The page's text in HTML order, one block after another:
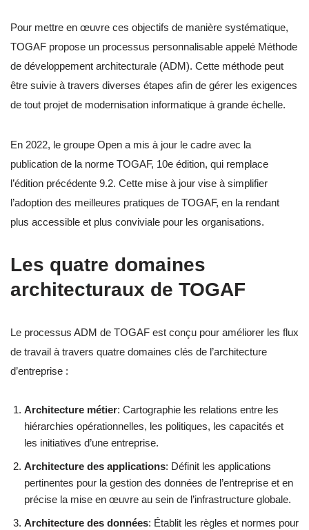
Pour mettre en œuvre ces objectifs de manière systématique,
TOGAF propose un processus personnalisable appelé Méthode
de développement architecturale (ADM). Cette méthode peut
être suivie à travers diverses étapes afin de gérer les exigences
de tout projet de modernisation informatique à grande échelle.
En 2022, le groupe Open a mis à jour le cadre avec la
publication de la norme TOGAF, 10e édition, qui remplace
l’édition précédente 9.2. Cette mise à jour vise à simplifier
l’adoption des meilleures pratiques de TOGAF, en la rendant
plus accessible et plus conviviale pour les organisations.
Les quatre domaines
architecturaux de TOGAF
Le processus ADM de TOGAF est conçu pour améliorer les flux
de travail à travers quatre domaines clés de l’architecture
d’entreprise :
Architecture métier: Cartographie les relations entre les
hiérarchies opérationnelles, les politiques, les capacités et
les initiatives d’une entreprise.
Architecture des applications: Définit les applications
pertinentes pour la gestion des données de l’entreprise et en
précise la mise en œuvre au sein de l’infrastructure globale.
Architecture des données: Établit les règles et normes pour